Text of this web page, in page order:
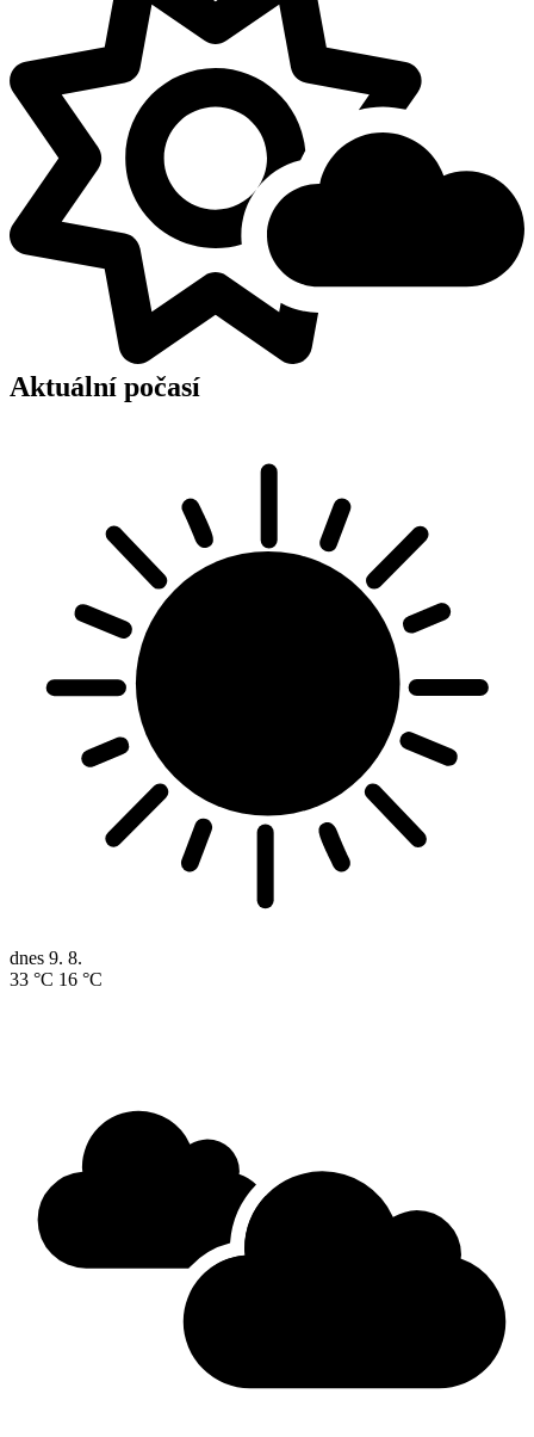
Aktuální počasí
dnes 9. 8.
33 °C 16 °C